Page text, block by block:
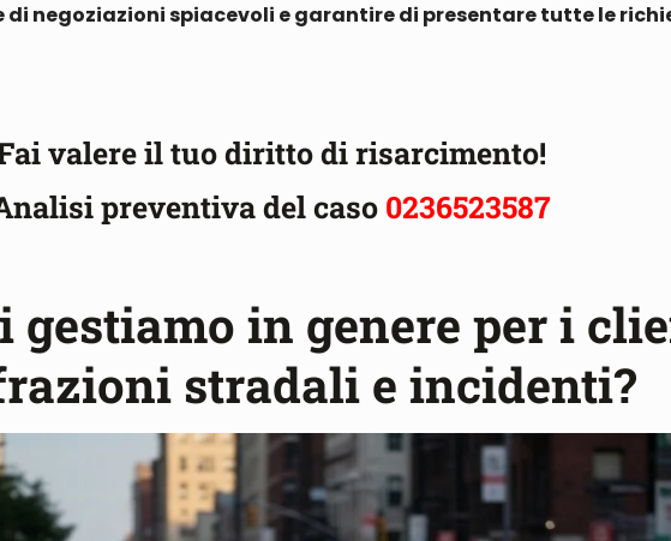
di negoziazioni spiacevoli e garantire di presentare tutte le
valere il tuo diritto di risarcimento!
preventiva del caso 0236523587
gestiamo in genere per i
stradali e incidenti?